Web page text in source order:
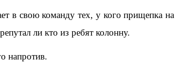
в свою команду тех, у кого прищепка на
ли кто из ребят колонну.
напротив.